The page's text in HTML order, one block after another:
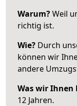
Warum?Weil
richtig ist.
Wie? Durch
können wir
andere
Was wir Ihnen
12 Jahren.